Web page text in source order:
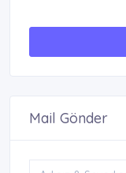
Mail Gönder